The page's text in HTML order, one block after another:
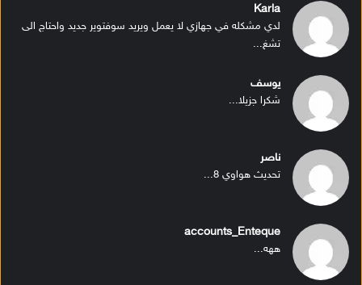
Karla
لدي مشكله في جهازي لا يعمل ويريد سوفتوير جديد واحتاج الى
تشغ...
يوسف
شكرا جزيلا...
ناصر
تحديث هواوي 8...
accounts_Enteque
ههه...